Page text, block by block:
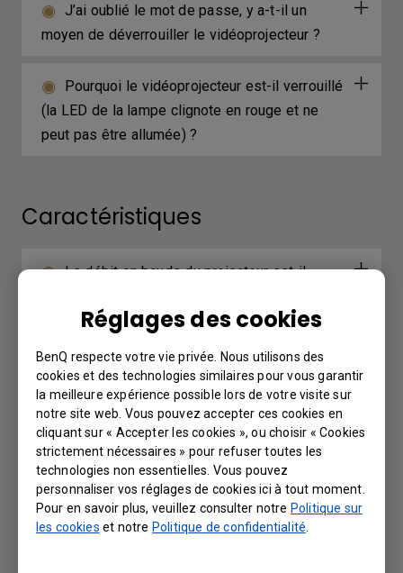
Réglages des cookies
BenQ respecte votre vie privée. Nous utilisons des
cookies et des technologies similaires pour vous garantir
la meilleure expérience possible lors de votre visite sur
notre site web. Vous pouvez accepter ces cookies en
cliquant sur « Accepter les cookies », ou choisir « Cookies
strictement nécessaires » pour refuser toutes les
technologies non essentielles. Vous pouvez
personnaliser vos réglages de cookies ici à tout moment.
Pour en savoir plus, veuillez consulter notrePolitique sur
les cookies et notrePolitique de confidentialité
J’ai oublié le mot de passe, y a-t-il un
moyen de déverrouiller le vidéoprojecteur ?
Pourquoi le vidéoprojecteur est-il verrouillé
(la LED de la lampe clignote en rouge et ne
peut pas être allumée) ?
Caractéristiques
Le débit en bauds du projecteur est-il
Further Query
J’ai oublié le mot de passe, y a-t-il un
moyen de déverrouiller le vidéoprojecteur ?
Pourquoi le vidéoprojecteur est-il verrouillé
(la LED de la lampe clignote en rouge et ne